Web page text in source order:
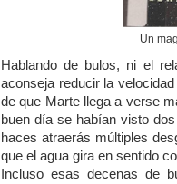
Un
Hablando de bulos, ni el
aconseja reducir la
de que Marte llega a verse
buen día se habían visto
haces atraerás múltiples
que el agua gira en sentido
Incluso esas decenas de